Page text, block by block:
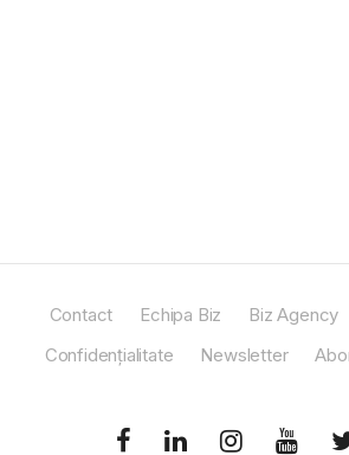
Contact Echipa Biz Biz Agency
Confidențialitate
Newsletter